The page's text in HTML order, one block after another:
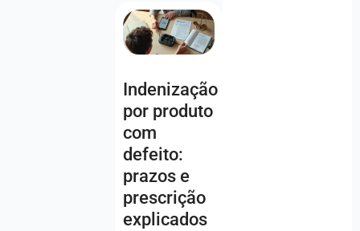
Indenização
por produto
com
defeito:
prazos e
prescrição
explicados